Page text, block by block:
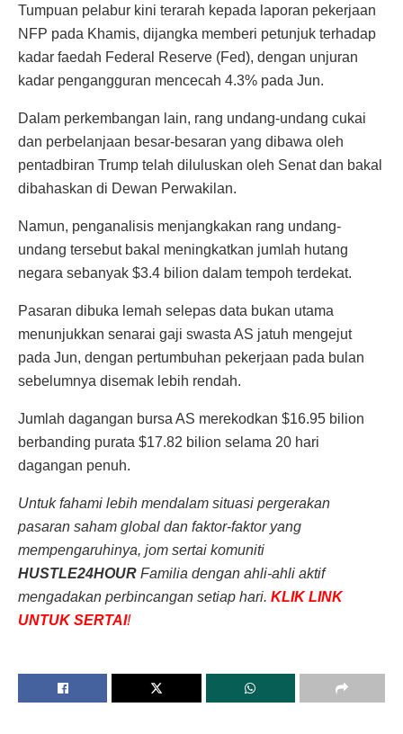
Tumpuan pelabur kini terarah kepada laporan pekerjaan
NFP pada Khamis, dijangka memberi petunjuk terhadap
kadar faedah Federal Reserve (Fed), dengan unjuran
kadar pengangguran mencecah 4.3% pada Jun.
Dalam perkembangan lain, rang undang-undang cukai
dan perbelanjaan besar-besaran yang dibawa oleh
pentadbiran Trump telah diluluskan oleh Senat dan bakal
dibahaskan di Dewan Perwakilan.
Namun, penganalisis menjangkakan rang undang-
undang tersebut bakal meningkatkan jumlah hutang
negara sebanyak $3.4 bilion dalam tempoh terdekat.
Pasaran dibuka lemah selepas data bukan utama
menunjukkan senarai gaji swasta AS jatuh mengejut
pada Jun, dengan pertumbuhan pekerjaan pada bulan
sebelumnya disemak lebih rendah.
Jumlah dagangan bursa AS merekodkan $16.95 bilion
berbanding purata $17.82 bilion selama 20 hari
dagangan penuh.
Untuk fahami lebih mendalam situasi pergerakan
pasaran saham global dan faktor-faktor yang
mempengaruhinya, jom sertai komuniti
HUSTLE24HOUR Familia dengan ahli-ahli aktif
mengadakan perbincangan setiap hari. KLIK LINK
UNTUK SERTAI!